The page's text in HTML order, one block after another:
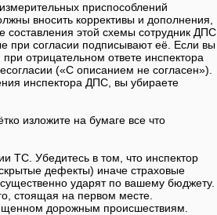
приспособлений
вносить коррективы и дополнения,
составления этой схемы сотрудник ДПС
при согласии подписывают её. Если вы
отрицательном ответе инспектора
(«С описанием не согласен»).
инспектора ДПС, вы убираете
изложите на бумаге все что
ТС. Убедитесь в том, что инспектор
дефекты) иначе страховые
ударят по вашему бюджету.
стоящая на первом месте.
дорожным происшествиям.